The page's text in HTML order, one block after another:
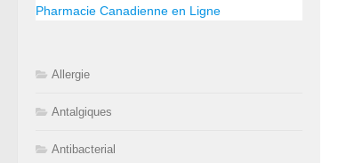
Pharmacie Canadienne en Ligne
Allergie
Antalgiques
Antibacterial